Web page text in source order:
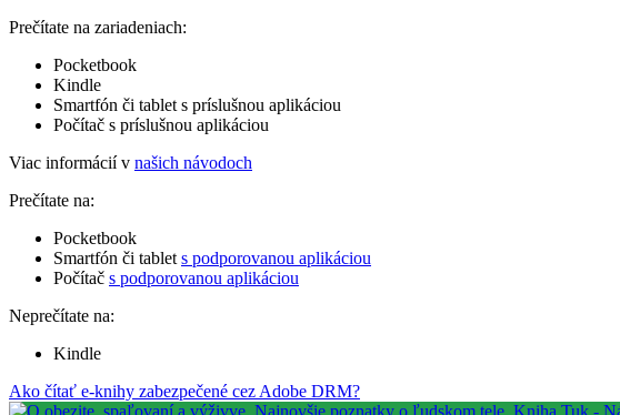
Prečítate na zariadeniach:
Pocketbook
Kindle
Smartfón či tablet s príslušnou aplikáciou
Počítač s príslušnou aplikáciou
Viac informácií v našich návodoch
Prečítate na:
Pocketbook
Smartfón či tablet s podporovanou aplikáciou
Počítač s podporovanou aplikáciou
Neprečítate na:
Kindle
Ako čítať e-knihy zabezpečené cez Adobe DRM?